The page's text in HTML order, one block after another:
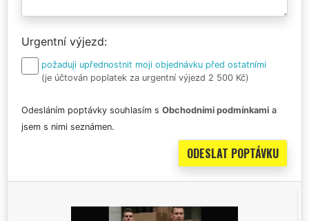
Urgentní výjezd
požaduji upřednostnit moji objednávku před ostatními
(je účtován poplatek za urgentní výjezd 2 500 Kč)
Odesláním poptávky souhlasím s Obchodními podmínkami a
jsem s nimi seznámen.